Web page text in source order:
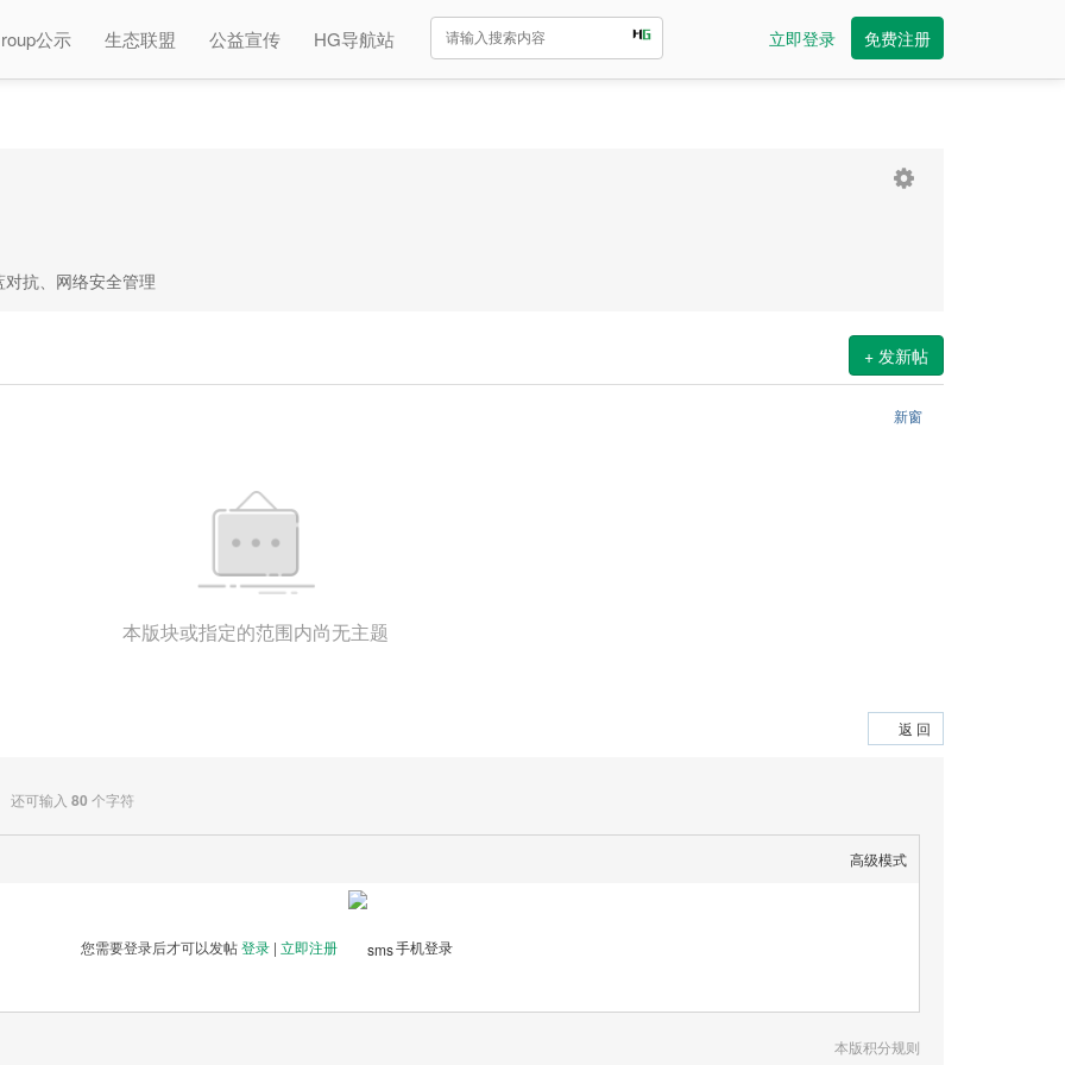
公示 生态联盟 公益宣传 HG导航站 立即登录 免费注册
抗、网络安全管理
+ 发新帖
新窗
本版块或指定的范围内尚无主题
返 回
还可输入 80 个字符
高级模式
您需要登录后才可以发帖登录| 立即注册 手机登录
本版积分规则